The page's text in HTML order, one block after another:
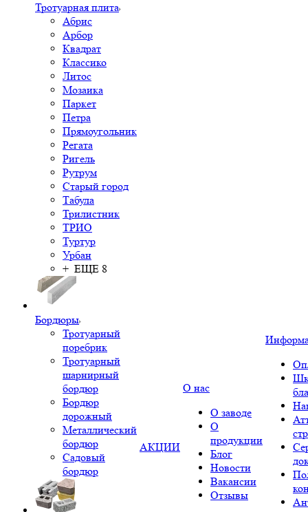
Тротуарная плита
Абрис
Арбор
Квадрат
Классико
Литос
Мозаика
Паркет
Петра
Прямоугольник
Регата
Ригель
Рутрум
Старый город
Табула
Трилистник
ТРИО
Туртур
Урбан
+ ЕЩЕ 8
Бордюры
Тротуарный
поребрик
Тротуарный
шарнирный
бордюр
Бордюр
дорожный
Металлический
бордюр
Садовый
бордюр
АКЦИИ
О нас
О заводе
О
продукции
Блог
Новости
Вакансии
Отзывы